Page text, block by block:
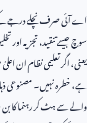
اے آئی صرف نچلے درجے
سوچ جیسے تنقید، تجزیہ اور
یعنی، اگر تعلیمی نظام ان
ہے، خطرہ نہیں۔ مصنوعی
والے سے ہٹ کر رہنما کا